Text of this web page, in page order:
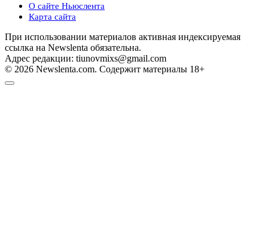
О сайте Ньюслента
Карта сайта
При использовании материалов активная индексируемая
ссылка на Newslenta обязательна.
Адрес редакции: tiunovmixs@gmail.com
© 2026 Newslenta.com. Содержит материалы 18+